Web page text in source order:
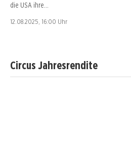
die USA ihre…
12.08.2025, 16:00 Uhr
Circus Jahresrendite